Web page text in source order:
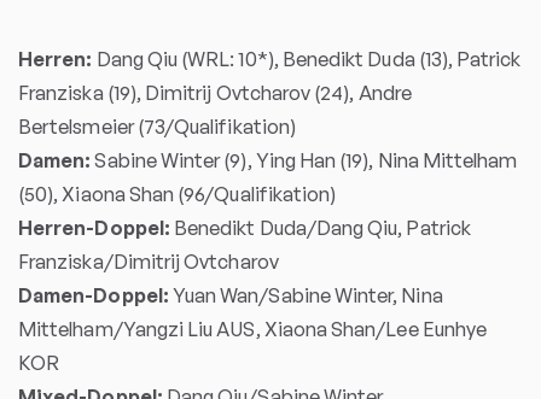
Herren: Dang Qiu (WRL: 10*), Benedikt Duda (13), Patrick
Franziska (19), Dimitrij Ovtcharov (24), Andre
Bertelsmeier (73/Qualifikation)
Damen:Sabine Winter (9), Ying Han (19), Nina Mittelham
(50), Xiaona Shan (96/Qualifikation)
Herren-Doppel: Benedikt Duda/Dang Qiu, Patrick
Franziska/Dimitrij Ovtcharov
Damen-Doppel: Yuan Wan/Sabine Winter, Nina
Mittelham/Yangzi Liu AUS, Xiaona Shan/Lee Eunhye
KOR